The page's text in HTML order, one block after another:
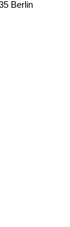
Berlin